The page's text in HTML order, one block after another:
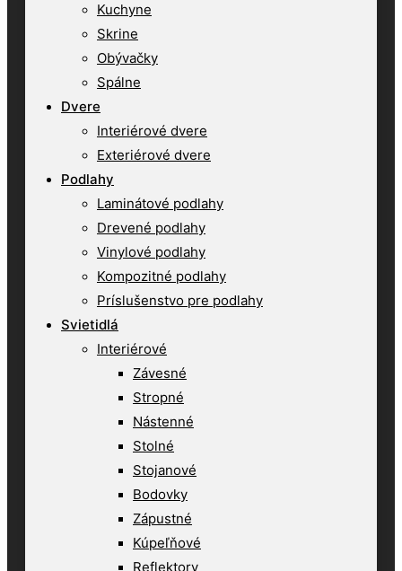
Kuchyne
Skrine
Obývačky
Spálne
Dvere
Interiérové dvere
Exteriérové dvere
Podlahy
Laminátové podlahy
Drevené podlahy
Vinylové podlahy
Kompozitné podlahy
Príslušenstvo pre podlahy
Svietidlá
Interiérové
Závesné
Stropné
Nástenné
Stolné
Stojanové
Bodovky
Zápustné
Kúpeľňové
Reflektory